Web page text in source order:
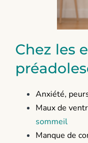
Chez les
Anxiété,
Maux de
sommeil
Manque de